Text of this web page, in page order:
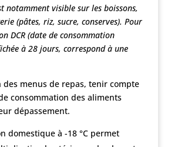
notamment visible sur les boissons,
(pâtes, riz, sucre, conserves). Pour
DCR (date de consommation
à 28 jours, correspond à une
des menus de repas, tenir compte
consommation des aliments
dépassement.
domestique à -18 °C permet